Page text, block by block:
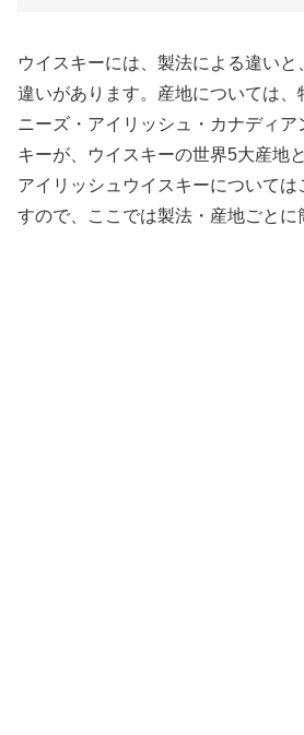
ウイスキーには、製法による違いと
違いがあります。産地については
ニーズ・アイリッシュ・カナディア
キーが、ウイスキーの世界5大産地
アイリッシュウイスキーについては
すので、ここでは製法・産地ごとに